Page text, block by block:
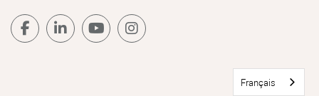
Français